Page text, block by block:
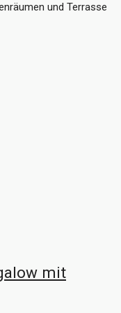
und Terrasse
mit